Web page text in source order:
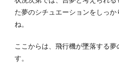
た夢のシチュエーションをしっ
ね。
ここからは、飛行機が墜落する
す。